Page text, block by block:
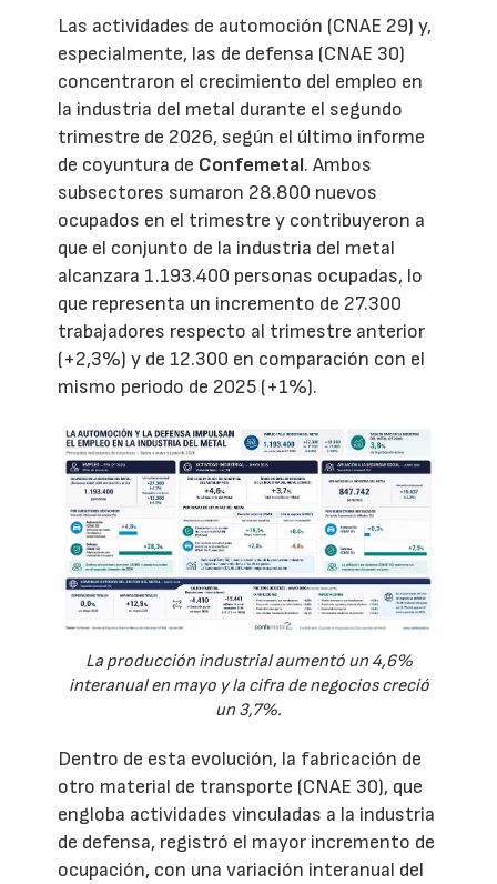
Las actividades de automoción (CNAE 29) y,
especialmente, las de defensa (CNAE 30)
concentraron el crecimiento del empleo en
la industria del metal durante el segundo
trimestre de 2026, según el último informe
de coyuntura de Confemetal. Ambos
subsectores sumaron 28.800 nuevos
ocupados en el trimestre y contribuyeron a
que el conjunto de la industria del metal
alcanzara 1.193.400 personas ocupadas, lo
que representa un incremento de 27.300
trabajadores respecto al trimestre anterior
(+2,3%) y de 12.300 en comparación con el
mismo periodo de 2025 (+1%).
La producción industrial aumentó un 4,6%
interanual en mayo y la cifra de negocios creció
un 3,7%.
Dentro de esta evolución, la fabricación de
otro material de transporte (CNAE 30), que
engloba actividades vinculadas a la industria
de defensa, registró el mayor incremento de
ocupación, con una variación interanual del